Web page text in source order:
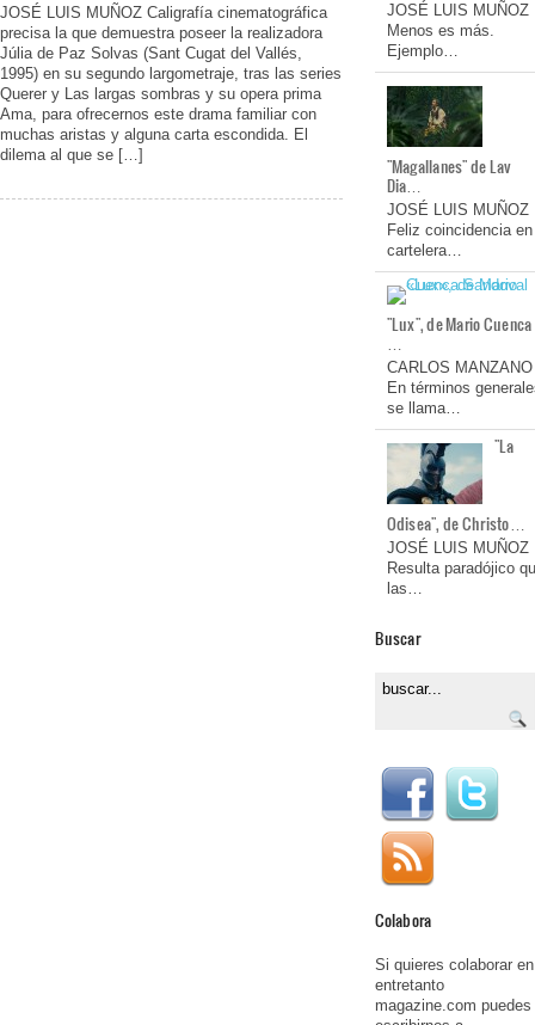
JOSÉ LUIS MUÑOZ Caligrafía cinematográfica
precisa la que demuestra poseer la realizadora
Júlia de Paz Solvas (Sant Cugat del Vallés,
1995) en su segundo largometraje, tras las series
Querer y Las largas sombras y su opera prima
Ama, para ofrecernos este drama familiar con
muchas aristas y alguna carta escondida. El
dilema al que se […]
JOSÉ LUIS MUÑOZ
Menos es más.
Ejemplo…
"Magallanes" de Lav
Dia…
JOSÉ LUIS MUÑOZ
Feliz coincidencia en
cartelera…
"Lux", de Mario Cuenca
…
CARLOS MANZANO
En términos
se llama…
"La
Odisea", de Christo…
JOSÉ LUIS MUÑOZ
Resulta paradójico
las…
Buscar
Colabora
Si quieres colaborar en
entretanto
magazine.com puedes